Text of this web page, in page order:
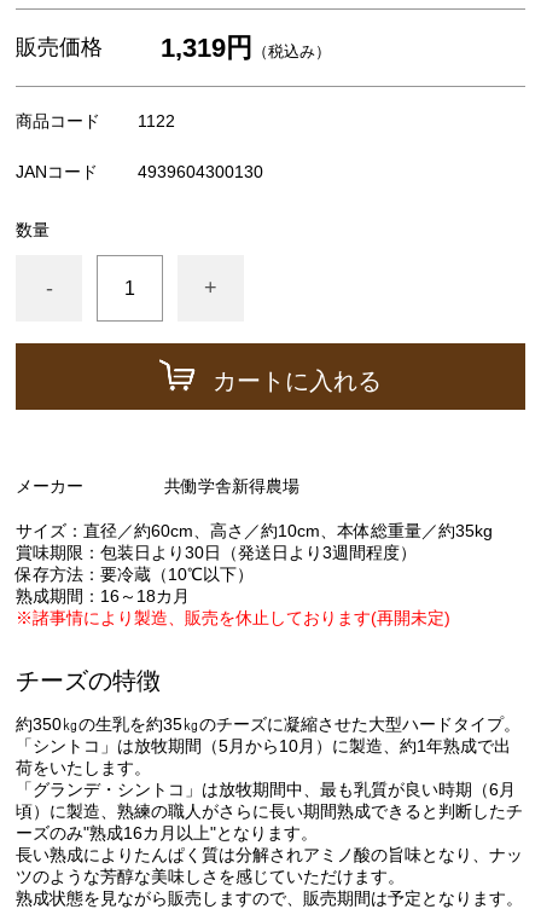
すじ青のり
販売価格 1,319円 （税込み）
商品コード 1122
JANコード 4939604300130
数量
- +
カートに入れる
メーカー 共働学舎新得農場
サイズ：直径／約60cm、高さ／約10cm、本体総重量／約35kg
賞味期限：包装日より30日（発送日より3週間程度）
保存方法：要冷蔵（10℃以下）
熟成期間：16～18カ月
※諸事情により製造、販売を休止しております(再開未定)
チーズの特徴
約350㎏の生乳を約35㎏のチーズに凝縮させた大型ハードタイプ。
「シントコ」は放牧期間（5月から10月）に製造、約1年熟成で出
荷をいたします。
「グランデ・シントコ」は放牧期間中、最も乳質が良い時期（6月
頃）に製造、熟練の職人がさらに長い期間熟成できると判断したチ
ーズのみ"熟成16カ月以上"となります。
長い熟成によりたんぱく質は分解されアミノ酸の旨味となり、ナッ
ツのような芳醇な美味しさを感じていただけます。
熟成状態を見ながら販売しますので、販売期間は予定となります。